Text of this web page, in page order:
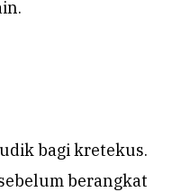
bagi kretekus.
berangkat